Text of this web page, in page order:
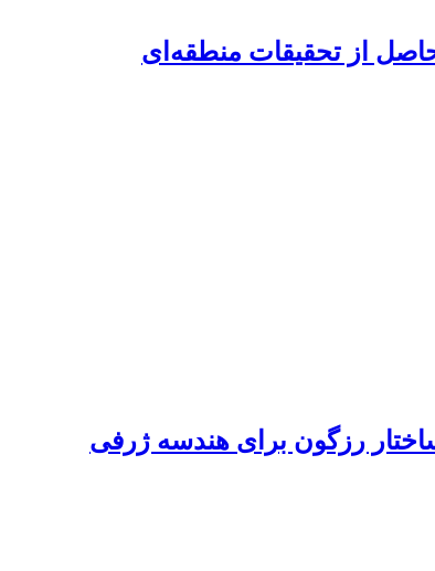
از تحقیقات منطقه‌ای
رزگون برای هندسه ژرفی